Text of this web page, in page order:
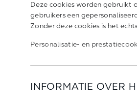
Deze cookies worden gebruikt
gebruikers een
Zonder deze cookies is het
Personalisatie- en
INFORMATIE OVER